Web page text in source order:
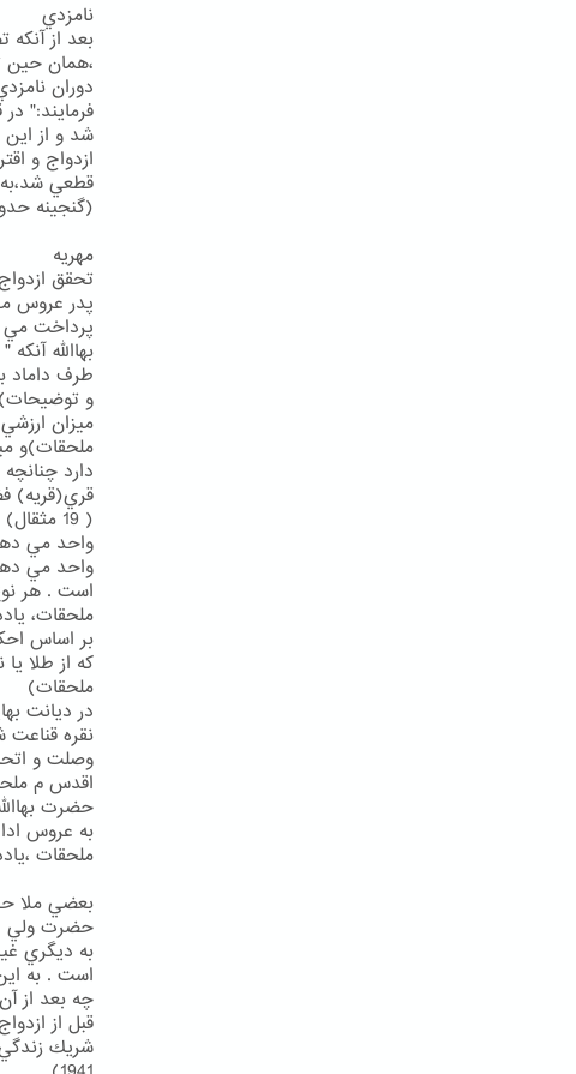
نامزدي
بعد از
،همان حين
فرمايند:"
شد و از
ازدواج و
(گنجينه
مهريه
تحقق
پدر عروس
پرداخت مي
بهاالله
و توضيحات)
ملحقات)و
دارد
قري(قريه)
واحد مي
ملحقات،
ملحقات)
نقره
وصلت و
اقدس م ملحقات
حضرت
ملحقات
بعضي ملا
حضرت ولي
به ديگري
است . به
چه بعد از
قبل از